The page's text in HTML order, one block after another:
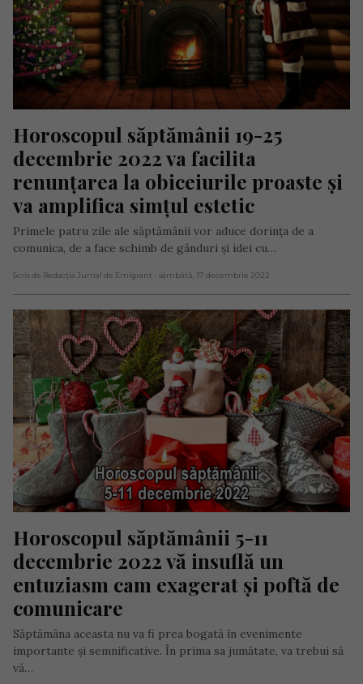
Horoscopul săptămânii 19-25
decembrie 2022 va facilita
renunțarea la obiceiurile proaste și
va amplifica simțul estetic
Primele patru zile ale săptămânii vor aduce dorința de a
comunica, de a face schimb de gânduri și idei cu…
Scris de Redacția Jurnal de Emigrant - sâmbătă, 17 decembrie 2022
Horoscopul săptămânii 5-11
decembrie 2022 vă insuflă un
entuziasm cam exagerat și poftă de
comunicare
Săptămâna aceasta nu va fi prea bogată în evenimente
importante și semnificative. În prima sa jumătate, va trebui să
vă…